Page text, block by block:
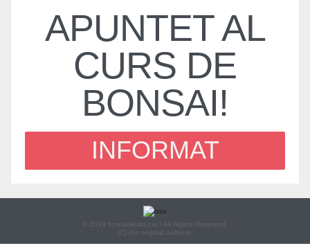
APUNTET AL
CURS DE
BONSAI!
INFORMAT
© 2019 bonsailleida.cat / All Rights Reserved.
(C) the original authors.